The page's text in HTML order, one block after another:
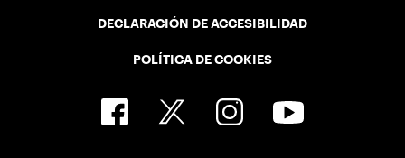
DECLARACIÓN DE ACCESIBILIDAD
POLÍTICA DE COOKIES